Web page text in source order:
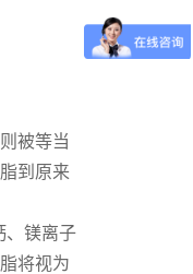
被等当
到原来
、镁离子
将视为